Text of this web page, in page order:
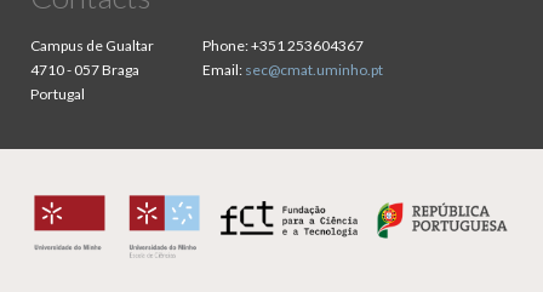
Campus de Gualtar
4710 - 057 Braga
Portugal
Phone:+351 253604367
Email: sec@cmat.uminho.pt